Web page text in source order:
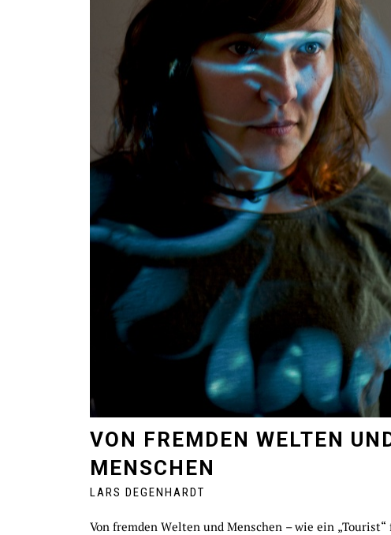
VON FREMDEN WELTEN
MENSCHEN
LARS DEGENHARDT
Von fremden Welten und Menschen – wie ein